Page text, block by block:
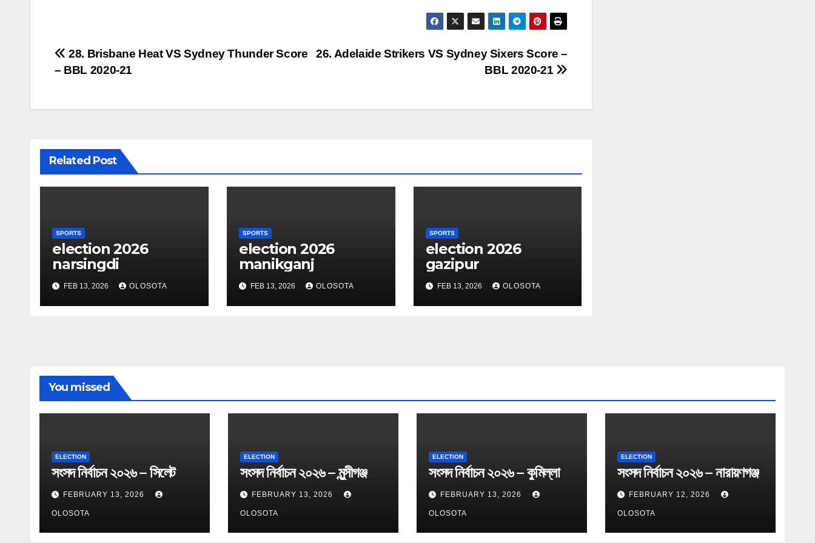
Post
26. Adelaide Strikers VS Sydney Sixers Score –
BBL 2020-21
28. Brisbane Heat VS Sydney Thunder Score
– BBL 2020-21
Related Post
SPORTS
election 2026
narsingdi
FEB 13, 2026 OLOSOTA
SPORTS
election 2026
manikganj
FEB 13, 2026 OLOSOTA
SPORTS
election 2026
gazipur
FEB 13, 2026 OLOSOTA
You missed
ELECTION
সংসদ নির্বাচন ২০২৬ – সিলেট
FEBRUARY 13, 2026
OLOSOTA
ELECTION
সংসদ নির্বাচন ২০২৬ – মুন্সীগঞ্জ
FEBRUARY 13, 2026
OLOSOTA
ELECTION
সংসদ নির্বাচন ২০২৬ – কুমিল্লা
FEBRUARY 13, 2026
OLOSOTA
ELECTION
সংসদ নির্বাচন ২০২৬ – নারায়ণগঞ্জ
FEBRUARY 12, 2026
OLOSOTA